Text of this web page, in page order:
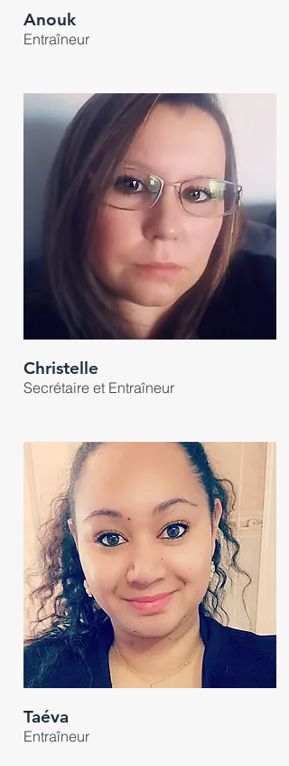
Anouk
Entraîneur
Christelle
Secrétaire et Entraîneur
Taéva
Entraîneur